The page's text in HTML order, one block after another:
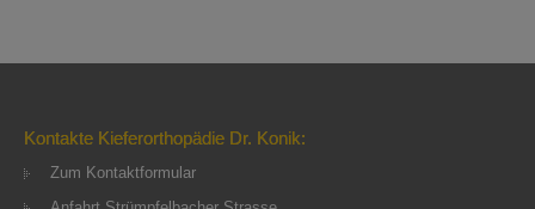
Kontakte Kieferorthopädie Dr. Konik:
Zum Kontaktformular